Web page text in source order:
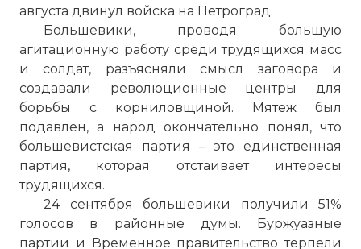
августа двинул войска на Петроград.
Большевики, проводя большую
агитационную работу среди трудящихся масс
и солдат, разъясняли смысл заговора и
создавали революционные центры для
борьбы с корниловщиной. Мятеж был
подавлен, а народ окончательно понял, что
большевистская партия – это единственная
партия, которая отстаивает интересы
трудящихся.
24 сентября большевики получили 51%
голосов в районные думы. Буржуазные
партии и Временное правительство терпели